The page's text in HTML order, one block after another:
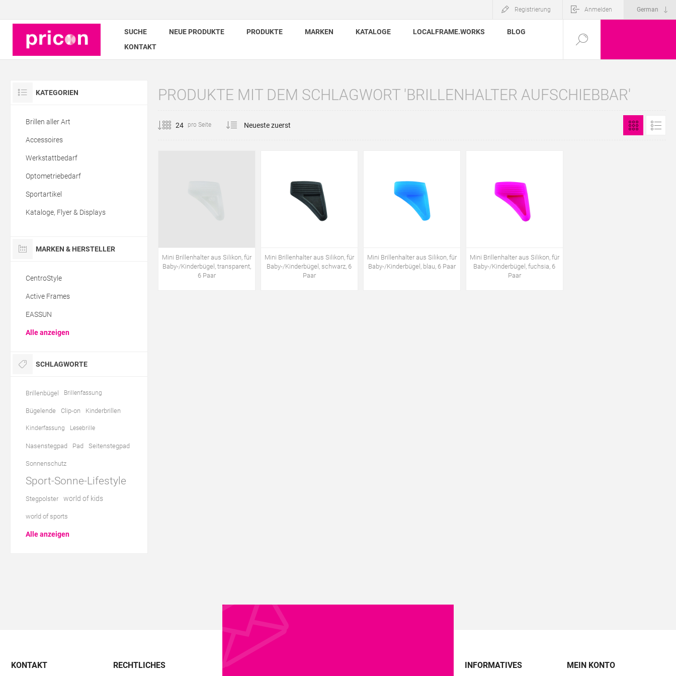
Registrierung Anmelden
SUCHE NEUE PRODUKTE PRODUKTE MARKEN KATALOGE LOCALFRAME.WORKS
BLOG
KONTAKT
PRODUKTE MIT DEM SCHLAGWORT 'BRILLENHALTER AUFSCHIEBBAR'
pro Seite
Mini Brillenhalter aus Silikon, für
Baby-/Kinderbügel, transparent,
6 Paar
Mini Brillenhalter aus Silikon, für
Baby-/Kinderbügel, schwarz, 6
Paar
Mini Brillenhalter aus Silikon, für
Baby-/Kinderbügel, blau, 6 Paar
Mini Brillenhalter aus Silikon, für
Baby-/Kinderbügel, fuchsia, 6
Paar
KATEGORIEN
Brillen aller Art
Accessoires
Werkstattbedarf
Optometriebedarf
Sportartikel
Kataloge, Flyer & Displays
MARKEN & HERSTELLER
CentroStyle
Active Frames
EASSUN
Alle anzeigen
SCHLAGWORTE
Brillenbügel Brillenfassung
Bügelende Clip-on Kinderbrillen
Kinderfassung Lesebrille
Nasenstegpad Pad Seitenstegpad
Sonnenschutz
Sport-Sonne-Lifestyle
Stegpolster world of kids
world of sports
Alle anzeigen
KONTAKT RECHTLICHES INFORMATIVES MEIN KONTO